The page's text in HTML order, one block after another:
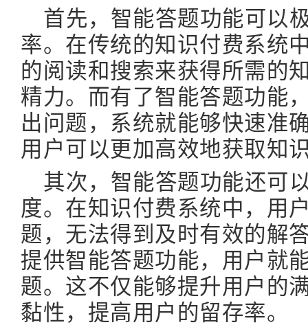
首先，智能答题功能可以
率。在传统的知识付费系统
的阅读和搜索来获得所需的
精力。而有了智能答题功能
出问题，系统就能够快速准
用户可以更加高效地获取知
其次，智能答题功能还可
度。在知识付费系统中，用
题，无法得到及时有效的解
提供智能答题功能，用户就
题。这不仅能够提升用户的
黏性，提高用户的留存率。